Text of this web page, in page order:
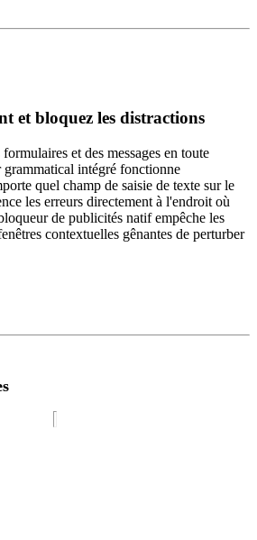
et bloquez les distractions
et des messages en toute
intégré fonctionne
quel champ de saisie de texte sur le
les erreurs directement à l'endroit où
de publicités natif empêche les
contextuelles gênantes de perturber